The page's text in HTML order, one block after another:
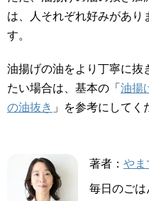
は、人それぞれ好みがあり
す。
油揚げの油をより丁寧に抜
たい場合は、基本の「 油揚
の油抜き 」を参考にしてく
著者： やま
毎日のごは